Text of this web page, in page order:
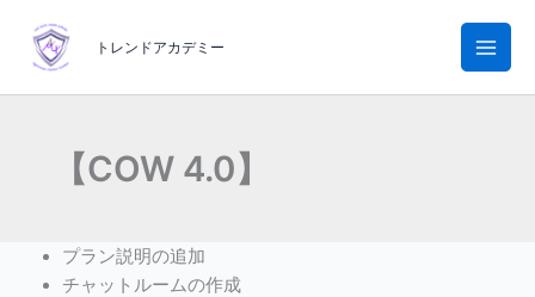
ス
トレンドアカデミー
【COW 4.0】
プラン説明の追加
チャットルームの作成